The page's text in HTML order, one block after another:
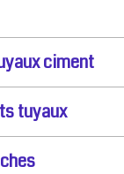
ciment
tuyaux